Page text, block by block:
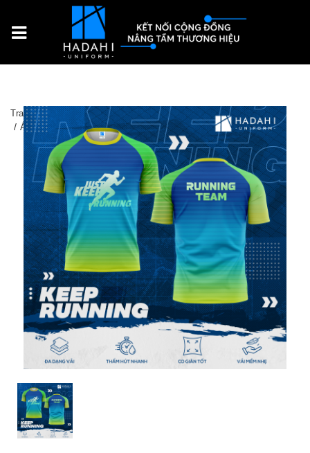
Trang chủ Sản Phẩm
Đồng phục thể thao
Áo Thun Thể Thao Đồng Phục Keep Running 001